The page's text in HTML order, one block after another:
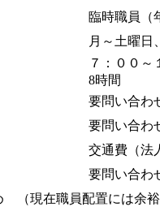
臨時職員（
月～土曜日
７：００～
8時間
要問い合わ
要問い合わ
交通費（法
要問い合わ
（現在職員配置には余裕